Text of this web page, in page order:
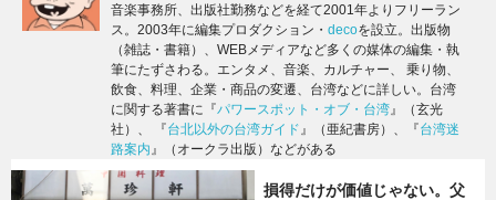
企業インタビュー 専門家インタビュー
副業 ニュース
音楽事務所、出版社勤務などを経て2001年よりフリーラン
ス。2003年に編集プロダクション・ decoを設立。出版物
（雑誌・書籍）、WEBメディアなど多くの媒体の編集・執
筆にたずさわる。エンタメ、音楽、カルチャー、 乗り物、
飲食、料理、企業・商品の変遷、台湾などに詳しい。台湾
に関する著書に『パワースポット・オブ・台湾』（玄光
社）、 『台北以外の台湾ガイド』（亜紀書房）、『台湾迷
路案内』（オークラ出版）などがある
損得だけが価値じゃない。父